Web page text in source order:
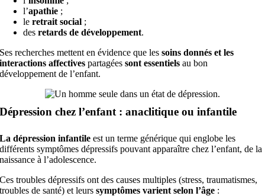
l’apathie ;
leretrait social ;
desretards de développement.
Ses recherches mettent en évidence que lessoins donnés et les
interactions affectives partagéessont essentiels au bon
développement de l’enfant.
Dépression chez l’enfant : anaclitique ou infantile
La dépression infantile est un terme générique qui englobe les
différents symptômes dépressifs pouvant apparaître chez l’enfant, de la
naissance à l’adolescence.
Ces troubles dépressifs ont des causes multiples (stress, traumatismes,
troubles de santé) et leurssymptômes varient selon l’âge :